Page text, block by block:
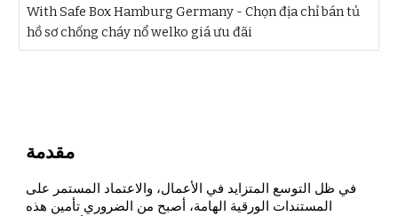
With Safe Box Hamburg Germany - Chọn địa chỉ bán tủ
hồ sơ chống cháy nổ welko giá ưu đãi
مقدمة
في ظل التوسع المتزايد في الأعمال، والاعتماد المستمر على
المستندات الورقية الهامة، أصبح من الضروري تأمين هذه